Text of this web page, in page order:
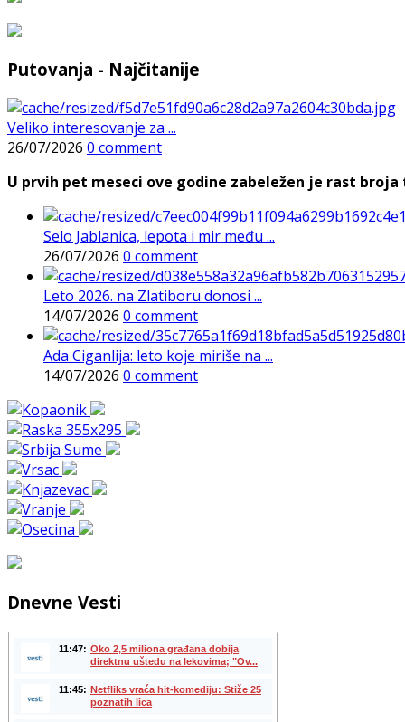
Putovanja - Najčitanije
Veliko interesovanje za ...
26/07/2026 0 comment
U prvih pet meseci ove godine zabeležen je rast
Selo Jablanica, lepota i mir među ...
26/07/2026 0 comment
Leto 2026. na Zlatiboru donosi ...
14/07/2026 0 comment
Ada Ciganlija: leto koje miriše na ...
14/07/2026 0 comment
Dnevne Vesti